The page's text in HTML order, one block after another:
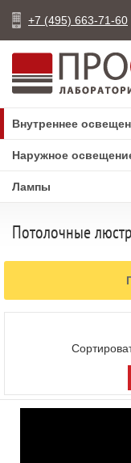
+7 (495) 663-71-60
Внутреннее
Наружное
Лампы
Потолочные